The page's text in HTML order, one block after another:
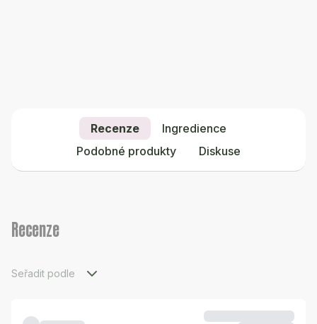
Recenze
Ingredience
Podobné produkty
Diskuse
Recenze
Seřadit podle